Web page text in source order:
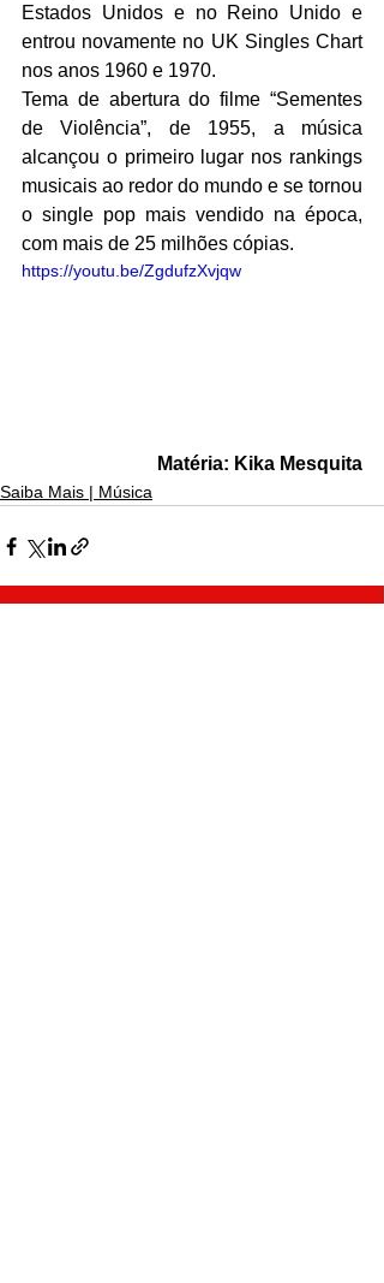
Estados Unidos e no Reino Unido e
entrou novamente no UK Singles Chart
nos anos 1960 e 1970.
Tema de abertura do filme “Sementes
de Violência”, de 1955, a música
alcançou o primeiro lugar nos rankings
musicais ao redor do mundo e se tornou
o single pop mais vendido na época,
com mais de 25 milhões cópias.
https://youtu.be/ZgdufzXvjqw
Matéria: Kika Mesquita
Saiba Mais | Música